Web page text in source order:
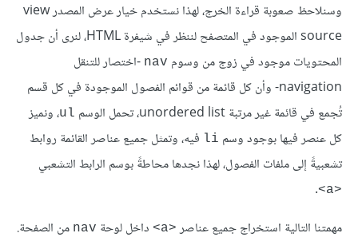
وسنلاحظ صعوبة قراءة الخرج، لهذا نستخدم خيار عرض المصدر view
source الموجود في المتصفح لننظر في شيفرة HTML، لنرى أن جدول
المحتويات موجود في زوج من وسوم nav -اختصار للتنقل
navigation- وأن كل قائمة من قوائم الفصول الموجودة في كل قسم
تُجمع في قائمة غير مرتبة unordered list، تحمل الوسم
ul، ونميز
كل عنصر فيها بوجود وسم li فيه، وتمثل جميع عناصر القائمة روابط
تشعبيةً إلى ملفات الفصول، لهذا نجدها محاطةً بوسم الرابط التشعبي
<a>
.
مهمتنا التالية استخراج جميع عناصر <a> داخل لوحة nav من الصفحة.